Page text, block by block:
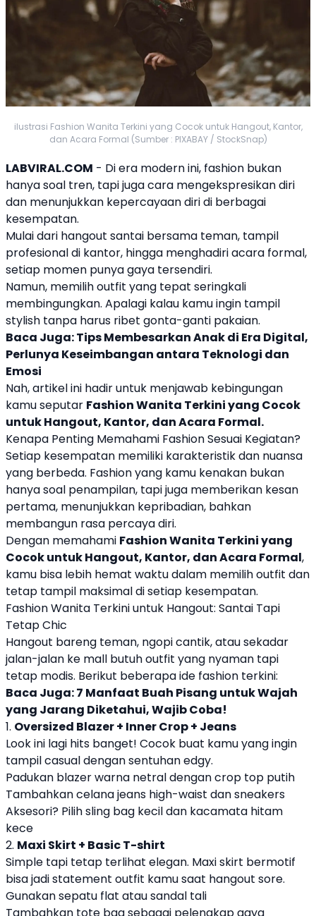
ilustrasi Fashion Wanita Terkini yang Cocok untuk Hangout, Kantor,
dan Acara Formal (Sumber : PIXABAY / StockSnap)
LABVIRAL.COM - Di era modern ini, fashion bukan
hanya soal tren, tapi juga cara mengekspresikan diri
dan menunjukkan kepercayaan diri di berbagai
kesempatan.
Mulai dari hangout santai bersama teman, tampil
profesional di kantor, hingga menghadiri acara formal,
setiap momen punya gaya tersendiri.
Namun, memilih outfit yang tepat seringkali
membingungkan. Apalagi kalau kamu ingin tampil
stylish tanpa harus ribet gonta-ganti pakaian.
Baca Juga:Tips Membesarkan Anak di Era Digital,
Perlunya Keseimbangan antara Teknologi dan
Emosi
Nah, artikel ini hadir untuk menjawab kebingungan
kamu seputar Fashion Wanita Terkini yang Cocok
untuk Hangout, Kantor, dan Acara Formal.
Kenapa Penting Memahami Fashion Sesuai Kegiatan?
Setiap kesempatan memiliki karakteristik dan nuansa
yang berbeda. Fashion yang kamu kenakan bukan
hanya soal penampilan, tapi juga memberikan kesan
pertama, menunjukkan kepribadian, bahkan
membangun rasa percaya diri.
Dengan memahami Fashion Wanita Terkini yang
Cocok untuk Hangout, Kantor, dan Acara Formal,
kamu bisa lebih hemat waktu dalam memilih outfit dan
tetap tampil maksimal di setiap kesempatan.
Fashion Wanita Terkini untuk Hangout: Santai Tapi
Tetap Chic
Hangout bareng teman, ngopi cantik, atau sekadar
jalan-jalan ke mall butuh outfit yang nyaman tapi
tetap modis. Berikut beberapa ide fashion terkini:
Baca Juga:7 Manfaat Buah Pisang untuk Wajah
yang Jarang Diketahui, Wajib Coba!
1. Oversized Blazer + Inner Crop + Jeans
Look ini lagi hits banget! Cocok buat kamu yang ingin
tampil casual dengan sentuhan edgy.
Padukan blazer warna netral dengan crop top putih
Tambahkan celana jeans high-waist dan sneakers
Aksesori? Pilih sling bag kecil dan kacamata hitam
kece
2. Maxi Skirt + Basic T-shirt
Simple tapi tetap terlihat elegan. Maxi skirt bermotif
bisa jadi statement outfit kamu saat hangout sore.
Gunakan sepatu flat atau sandal tali